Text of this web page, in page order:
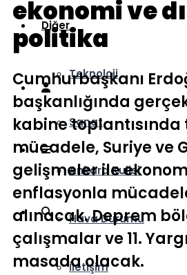
Diğer
Teknoloji
Sanat
Ankara Kulisi
Hava Durumu
İletişim
ekonomi ve
politika
Cumhurbaşkanı
başkanlığında
kabine
mücadele, Suriye ve
gelişmeler ile
enflasyonla
alınacak. Deprem
çalışmalar ve 11.
masada olacak.